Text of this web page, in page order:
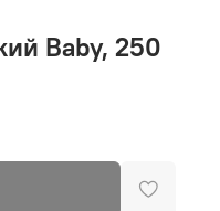
Baby, 250